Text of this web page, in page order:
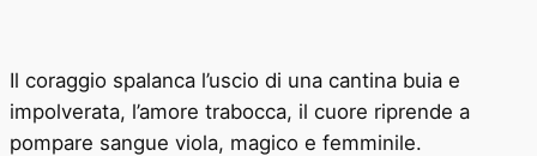
Il coraggio spalanca l’uscio di una cantina buia e
impolverata, l’amore trabocca, il cuore riprende a
pompare sangue viola, magico e femminile.